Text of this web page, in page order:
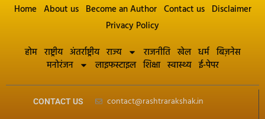
Home About us Become an Author Contact us Disclaimer
Privacy Policy
होम राष्ट्रीय अंतर्राष्ट्रीय राज्य राजनीति खेल धर्म बिज़नेस
मनोरंजन
लाइफस्टाइल शिक्षा स्वास्थ्य ई-पेपर
CONTACT US contact@rashtrarakshak.in